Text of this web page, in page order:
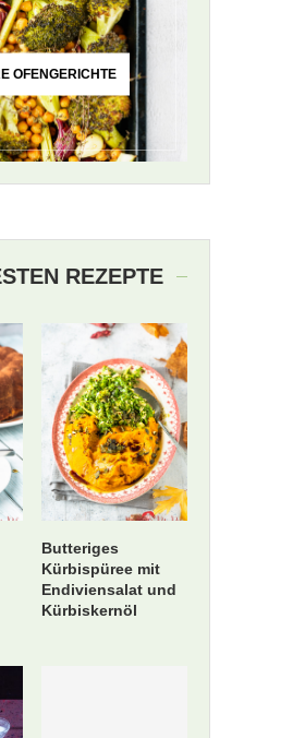
OFENGERICHTE
REZEPTE
Butteriges
Kürbispüree mit
Endiviensalat und
Kürbiskernöl